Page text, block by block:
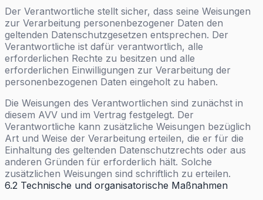
Der Verantwortliche stellt sicher, dass seine Weisungen
zur Verarbeitung personenbezogener Daten den
geltenden Datenschutzgesetzen entsprechen. Der
Verantwortliche ist dafür verantwortlich, alle
erforderlichen Rechte zu besitzen und alle
erforderlichen Einwilligungen zur Verarbeitung der
personenbezogenen Daten eingeholt zu haben.
Die Weisungen des Verantwortlichen sind zunächst in
diesem AVV und im Vertrag festgelegt. Der
Verantwortliche kann zusätzliche Weisungen bezüglich
Art und Weise der Verarbeitung erteilen, die er für die
Einhaltung des geltenden Datenschutzrechts oder aus
anderen Gründen für erforderlich hält. Solche
zusätzlichen Weisungen sind schriftlich zu erteilen.
6.2 Technische und organisatorische Maßnahmen